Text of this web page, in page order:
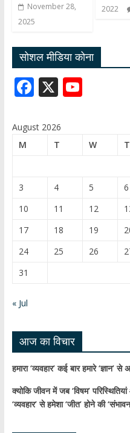
November 28,
2025
2022
सोशल मीडिया कोना
F
e
X Y
T
b
e
C
h
a
August 2026
M
T W T
3
4 5 6
10
11 12
17
18 19
24
25 26
31
« Jul
आज का विचार
हमारा ‘व्यवहार’ कई बार हमारे ‘ज्ञान’
क्योकि जीवन में जब ‘विषम’
‘व्यवहार’ से हमेशा ‘जीत’ होने की